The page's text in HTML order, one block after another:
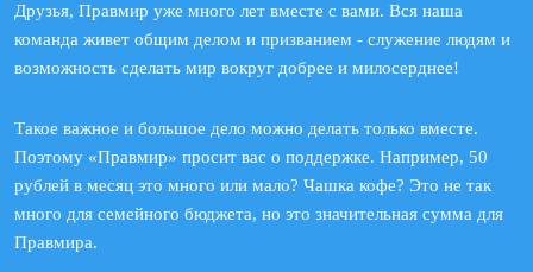
Друзья, Правмир уже много лет вместе с вами. Вся наша
команда живет общим делом и призванием - служение людям и
возможность сделать мир вокруг добрее и милосерднее!
Такое важное и большое дело можно делать только вместе.
Поэтому «Правмир» просит вас о поддержке. Например, 50
рублей в месяц это много или мало? Чашка кофе? Это не так
много для семейного бюджета, но это значительная сумма для
Правмира.